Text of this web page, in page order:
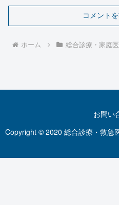
コメント
ホーム 総合診療・家庭
お問い
Copyright © 2020 総合診療・救急